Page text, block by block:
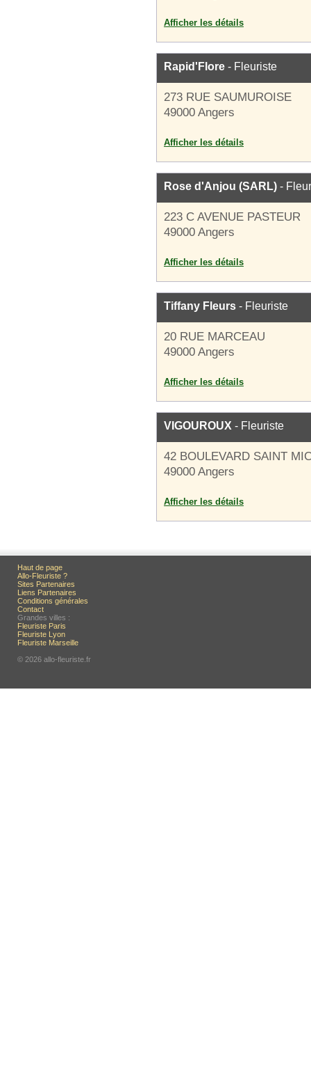
Afficher les détails
Rapid'Flore - Fleuriste
273 RUE SAUMUROISE
49000 Angers
Afficher les détails
Rose d'Anjou (SARL) -
223 C AVENUE PASTEUR
49000 Angers
Afficher les détails
Tiffany Fleurs - Fleuriste
20 RUE MARCEAU
49000 Angers
Afficher les détails
VIGOUROUX - Fleuriste
42 BOULEVARD SAINT
49000 Angers
Afficher les détails
Haut de page
Allo-Fleuriste ?
Sites Partenaires
Liens Partenaires
Conditions générales
Contact
Grandes villes :
Fleuriste Paris
Fleuriste Lyon
Fleuriste Marseille
© 2026 allo-fleuriste.fr